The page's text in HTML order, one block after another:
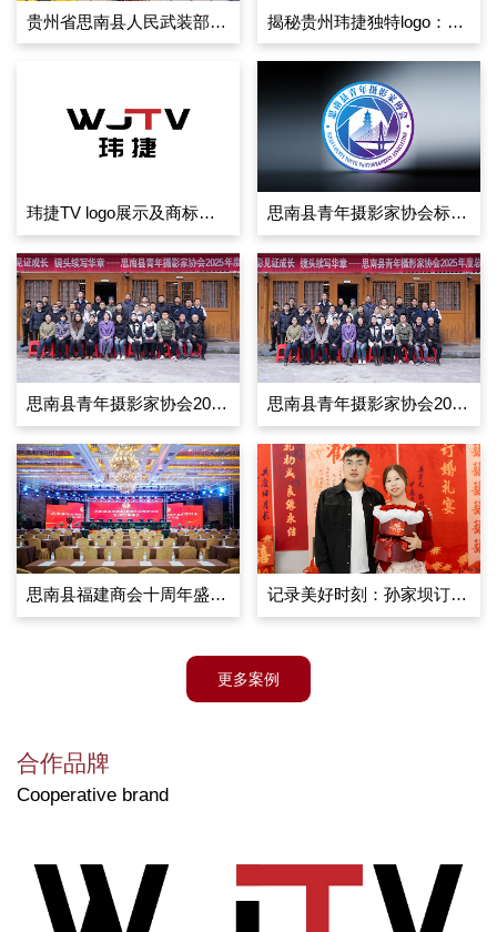
贵州省思南县人民武装部训练 揭秘贵州玮捷独特logo：设计细节与背后故事
玮捷TV logo展示及商标注册证相关图片一览 思南县青年摄影家协会标识创作展示
思南县青年摄影家协会2025年度总结纪实 思南县青年摄影家协会2025年总结会议
思南县福建商会十周年盛大庆典 记录美好时刻：孙家坝订婚跟拍服务详情
更多案例
合作品牌
Cooperative brand